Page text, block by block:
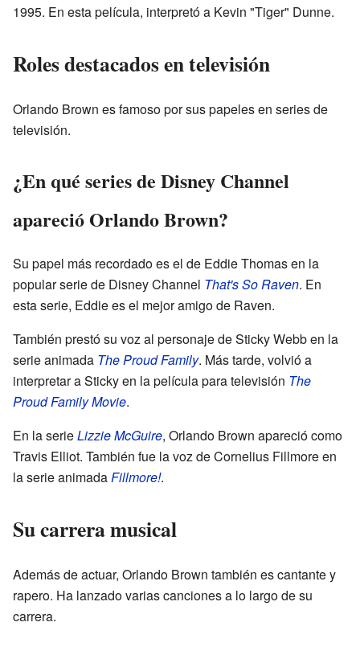
1995. En esta película, interpretó a Kevin "Tiger" Dunne.
Roles destacados en televisión
Orlando Brown es famoso por sus papeles en series de
televisión.
¿En qué series de Disney Channel
apareció Orlando Brown?
Su papel más recordado es el de Eddie Thomas en la
popular serie de Disney Channel That's So Raven. En
esta serie, Eddie es el mejor amigo de Raven.
También prestó su voz al personaje de Sticky Webb en la
serie animada The Proud Family. Más tarde, volvió a
interpretar a Sticky en la película para televisión The
Proud Family Movie.
En la serieLizzie McGuire, Orlando Brown apareció como
Travis Elliot. También fue la voz de Cornelius Fillmore en
la serie animadaFillmore!.
Su carrera musical
Además de actuar, Orlando Brown también es cantante y
rapero. Ha lanzado varias canciones a lo largo de su
carrera.